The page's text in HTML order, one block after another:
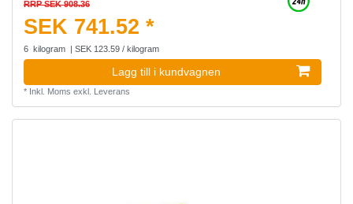
RRP SEK 908.36
SEK 741.52 *
6 kilogram | SEK 123.59 / kilogram
Lagg till i kundvagnen
* Inkl. Moms exkl. Leverans